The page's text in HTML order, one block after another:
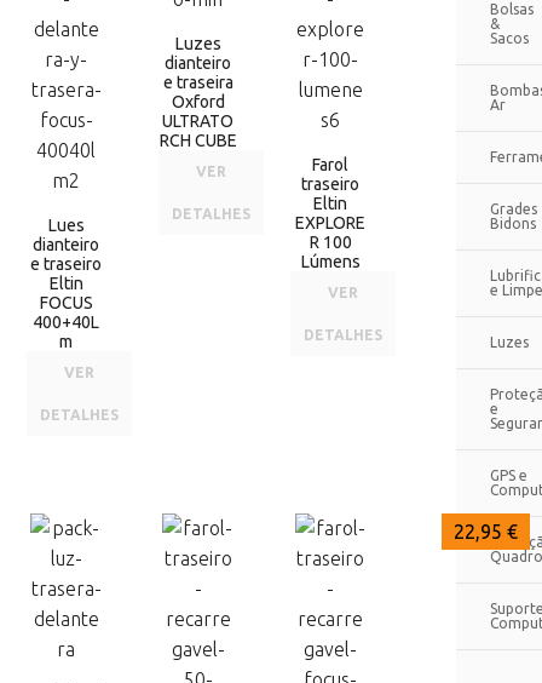
Lues
dianteiro
e traseiro
Eltin
FOCUS
400+40L
m
VER
DETALHES
Luzes
dianteiro
e traseira
Oxford
ULTRATO
RCH CUBE
VER
DETALHES
Farol
traseiro
Eltin
EXPLORE
R 100
Lúmens
VER
DETALHES
26,95 €
25,85 €
22,95 €
Bolsas
&
Sacos
Ar
Grades
Bidons
e
Luzes
e
GPS e